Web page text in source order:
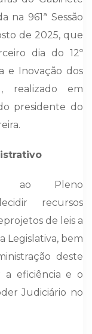
na 961ª Sessão
de 2025, que
dia do 12º
e Inovação dos
realizado em
presidente do
ao Pleno
recursos
de leis a
Legislativa, bem
deste
a eficiência e o
Judiciário no